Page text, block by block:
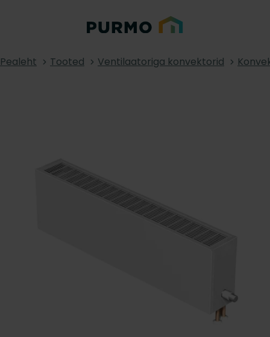
Pealeht Tooted Ventilaatoriga konvektorid